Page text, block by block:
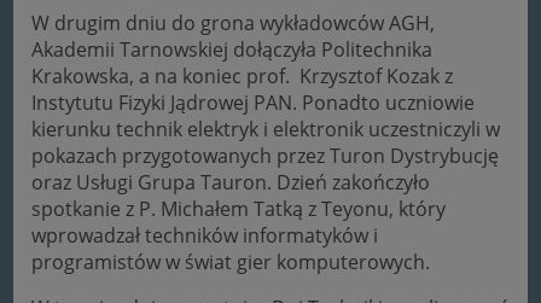
W drugim dniu do grona wykładowców AGH,
Akademii Tarnowskiej dołączyła Politechnika
Krakowska, a na koniec prof. Krzysztof Kozak z
Instytutu Fizyki Jądrowej PAN. Ponadto uczniowie
kierunku technik elektryk i elektronik uczestniczyli w
pokazach przygotowanych przez Turon Dystrybucję
oraz Usługi Grupa Tauron. Dzień zakończyło
spotkanie z P. Michałem Tatką z Teyonu, który
wprowadzał techników informatyków i
programistów w świat gier komputerowych.